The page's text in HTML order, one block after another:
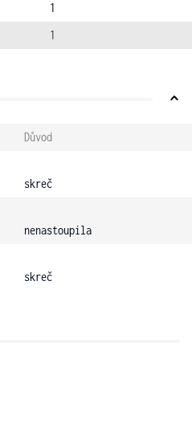
1
1
Důvod
skreč
nenastoupila
skreč